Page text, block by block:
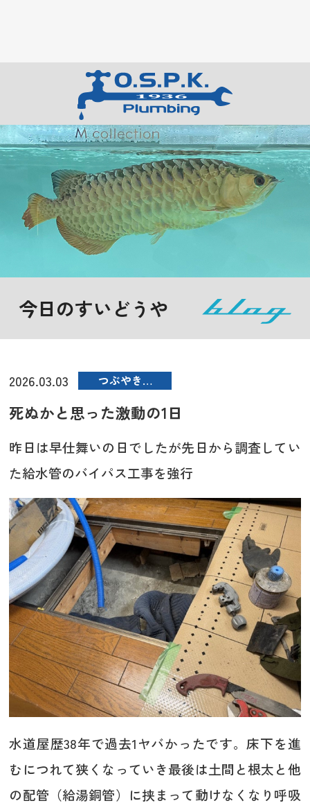
今日のすいどうや
2026.03.03 つぶやき…
死ぬかと思った激動の1日
昨日は早仕舞いの日でしたが先日から調査してい
た給水管のバイパス工事を強行
水道屋歴38年で過去1ヤバかったです。床下を進
むにつれて狭くなっていき最後は土間と根太と他
の配管（給湯銅管）に挟まって動けなくなり呼吸